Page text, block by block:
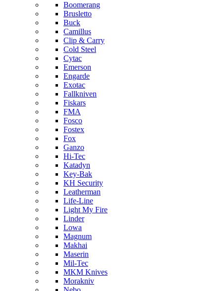
Boomerang
Brusletto
Buck
Camillus
Clip & Carry
Cold Steel
Cytac
Emerson
Engarde
Exotac
Fallkniven
Fiskars
FMA
Fosco
Fostex
Fox
Ganzo
Hi-Tec
Katadyn
Key-Bak
KH Security
Leatherman
Life-Line
Light My Fire
Linder
Lowa
Magnum
Makhai
Maserin
Mil-Tec
MKM Knives
Morakniv